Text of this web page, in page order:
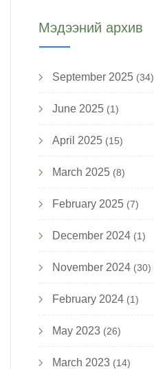
Мэдээний архив
September 2025 (34)
June 2025 (1)
April 2025 (15)
March 2025 (8)
February 2025 (7)
December 2024 (1)
November 2024 (30)
February 2024 (1)
May 2023 (26)
March 2023 (14)